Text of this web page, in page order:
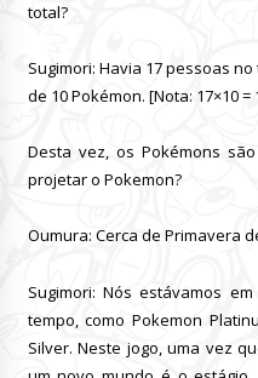
total?
Sugimori: Havia 17 pessoas
de 10 Pokémon. [Nota: 17×10 =
Desta vez, os Pokémons
projetar o Pokemon?
Oumura: Cerca de Primavera
Sugimori: Nós estávamos
tempo, como Pokemon
Silver. Neste jogo, uma vez